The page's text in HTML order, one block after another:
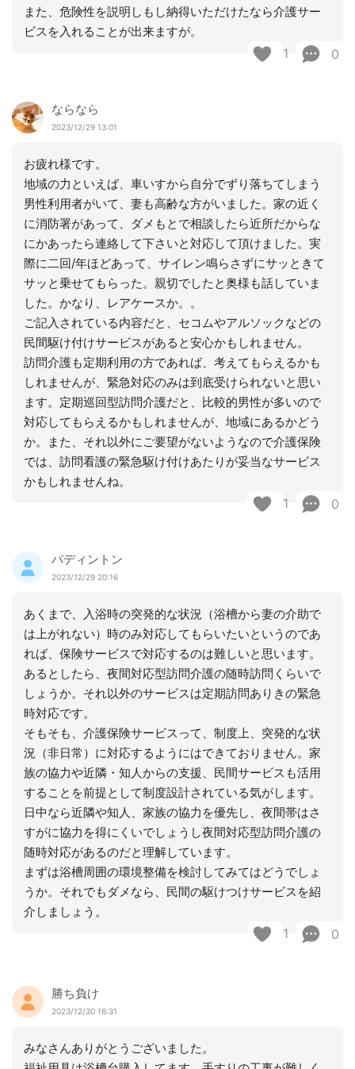
また、危険性を説明しもし納得いただけたなら介護サー
ビスを入れることが出来ますが。
1 0
ならなら
2023/12/29 13:01
お疲れ様です。
地域の力といえば、車いすから自分でずり落ちてしまう
男性利用者がいて、妻も高齢な方がいました。家の近く
に消防署があって、ダメもとで相談したら近所だからな
にかあったら連絡して下さいと対応して頂けました。実
際に二回/年ほどあって、サイレン鳴らさずにサッときて
サッと乗せてもらった。親切でしたと奥様も話していま
した。かなり、レアケースか。。
ご記入されている内容だと、セコムやアルソックなどの
民間駆け付けサービスがあると安心かもしれません。
訪問介護も定期利用の方であれば、考えてもらえるかも
しれませんが、緊急対応のみは到底受けられないと思い
ます。定期巡回型訪問介護だと、比較的男性が多いので
対応してもらえるかもしれませんが、地域にあるかどう
か。また、それ以外にご要望がないようなので介護保険
では、訪問看護の緊急駆け付けあたりが妥当なサービス
かもしれませんね。
1 0
パディントン
2023/12/29 20:16
あくまで、入浴時の突発的な状況（浴槽から妻の介助で
は上がれない）時のみ対応してもらいたいというのであ
れば、保険サービスで対応するのは難しいと思います。
あるとしたら、夜間対応型訪問介護の随時訪問くらいで
しょうか。それ以外のサービスは定期訪問ありきの緊急
時対応です。
そもそも、介護保険サービスって、制度上、突発的な状
況（非日常）に対応するようにはできておりません。家
族の協力や近隣・知人からの支援、民間サービスも活用
することを前提として制度設計されている気がします。
日中なら近隣や知人、家族の協力を優先し、夜間帯はさ
すがに協力を得にくいでしょうし夜間対応型訪問介護の
随時対応があるのだと理解しています。
まずは浴槽周囲の環境整備を検討してみてはどうでしょ
うか。それでもダメなら、民間の駆けつけサービスを紹
介しましょう。
1 0
勝ち負け
2023/12/30 16:31
みなさんありがとうございました。